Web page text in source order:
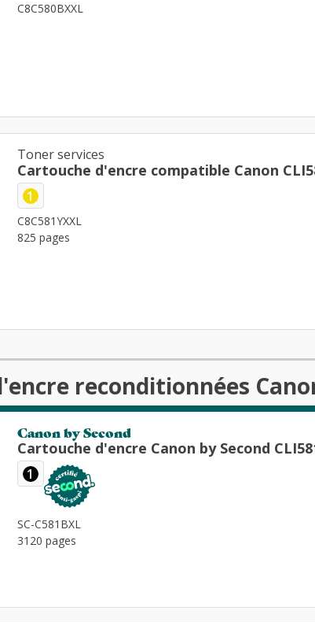
C8C580BXXL
Toner services
Cartouche d'encre compatible Canon
1
C8C581YXXL
825 pages
reconditionnées
Canon by Second
Cartouche d'encre Canon by Second
1
SC-C581BXL
3120 pages